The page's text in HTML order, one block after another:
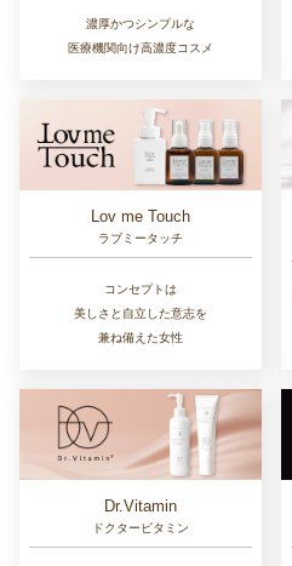
濃厚かつシンプルな
医療機関向け高濃度コスメ
Lov me Touch
ラブミータッチ
コンセプトは
美しさと自立した意志を
兼ね備えた女性
Dr.Vitamin
ドクタービタミン